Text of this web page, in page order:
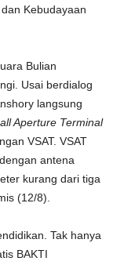
Kebudayaan
Bulian
Usai berdialog
langsung
Aperture Terminal
VSAT. VSAT
antena
kurang dari tiga
(12/8).
Tak hanya
BAKTI